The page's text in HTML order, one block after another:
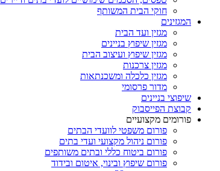
חוקי הבית המשותף
המגזינים
מגזין ועד הבית
מגזין שיפוץ בניינים
מגזין שיפוץ ועיצוב הבית
מגזין צרכנות
מגזין כלכלה ומשכנתאות
מדור פרסומי
שיפוצי בניינים
קבוצת הפייסבוק
פורומים מקצועיים
פורום משפטי לוועדי הבתים
פורום ניהול מקצועי ועדי בתים
פורום ביטוח כללי ובתים משותפים
פורום שיפוץ ובינוי, איטום ובידוד